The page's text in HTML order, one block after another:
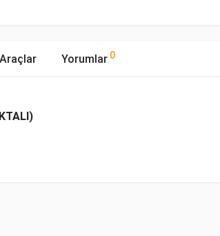
Yorumlar 0